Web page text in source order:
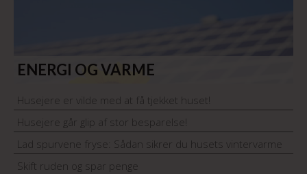
ENERGI OG VARME
Husejere er vilde med at få tjekket huset!
Husejere går glip af stor besparelse!
Lad spurvene fryse: Sådan sikrer du husets vintervarme
Skift ruden og spar penge